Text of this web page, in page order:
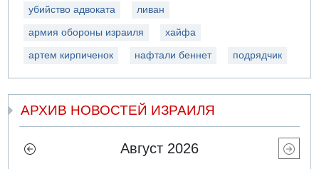
убийство адвоката ливан
армия обороны израиля хайфа
артем кирпиченок нафтали беннет подрядчик
АРХИВ НОВОСТЕЙ ИЗРАИЛЯ
Август 2026